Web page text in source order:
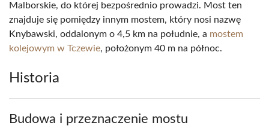
Malborskie, do której bezpośrednio prowadzi. Most ten
znajduje się pomiędzy innym mostem, który nosi nazwę
Knybawski, oddalonym o 4,5 km na południe, a mostem
kolejowym w Tczewie, położonym 40 m na północ.
Historia
Budowa i przeznaczenie mostu